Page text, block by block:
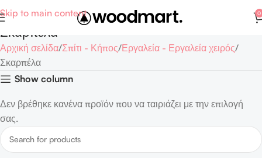
Skip to main content 0
Σκαρπέλα
Αρχική σελίδα Σπίτι - Κήπος Εργαλεία - Εργαλεία χειρός
Σκαρπέλα
Show column
Δεν βρέθηκε κανένα προϊόν που να ταιριάζει με την επιλογή
σας.